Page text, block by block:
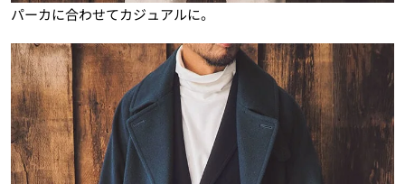
パーカに合わせてカジュアルに。